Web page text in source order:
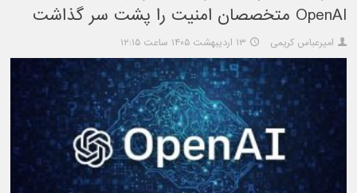
OpenAI متخصصان امنیت را پشت سر گذاشت
امیرعباس کریمی ۱۳ اردیبهشت ۱۴۰۵ ساعت ۱۲:۱۵